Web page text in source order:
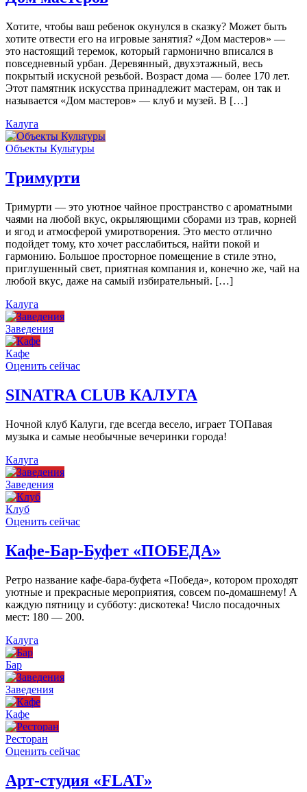
Хотите, чтобы ваш ребенок окунулся в сказку? Может быть
хотите отвести его на игровые занятия? «Дом мастеров» —
это настоящий теремок, который гармонично вписался в
повседневный урбан. Деревянный, двухэтажный, весь
покрытый искусной резьбой. Возраст дома — более 170 лет.
Этот памятник искусства принадлежит мастерам, он так и
называется «Дом мастеров» — клуб и музей. В […]
Калуга
Объекты Культуры
Тримурти
Тримурти — это уютное чайное пространство с ароматными
чаями на любой вкус, окрыляющими сборами из трав, корней
и ягод и атмосферой умиротворения. Это место отлично
подойдет тому, кто хочет расслабиться, найти покой и
гармонию. Большое просторное помещение в стиле этно,
приглушенный свет, приятная компания и, конечно же, чай на
любой вкус, даже на самый избирательный. […]
Калуга
Заведения
Кафе
Оценить сейчас
SINATRA CLUB КАЛУГА
Ночной клуб Калуги, где всегда весело, играет ТОПавая
музыка и самые необычные вечеринки города!
Калуга
Заведения
Клуб
Оценить сейчас
Кафе-Бар-Буфет «ПОБЕДА»
Ретро название кафе-бара-буфета «Победа», котором проходят
уютные и прекрасные мероприятия, совсем по-домашнему! А
каждую пятницу и субботу: дискотека! Число посадочных
мест: 180 — 200.
Калуга
Бар
Заведения
Кафе
Ресторан
Оценить сейчас
Арт-студия «FLAT»